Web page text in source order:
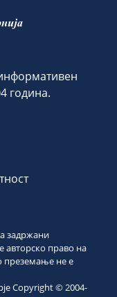
година.
задржани
авторско право на
преземање не е
Copyright © 2004-